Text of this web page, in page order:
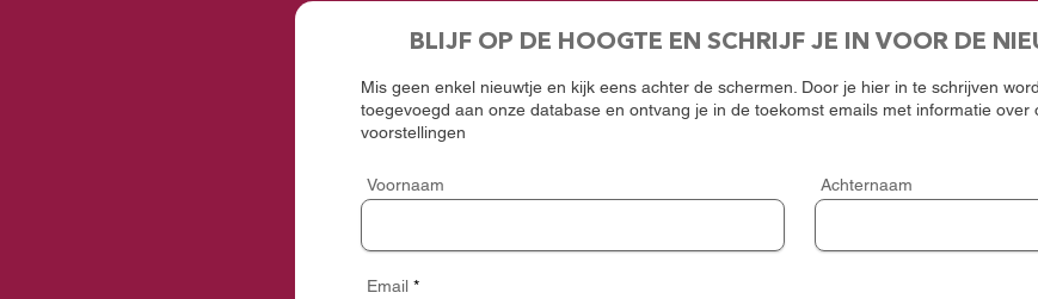
BLIJF OP DE HOOGTE EN SCHRIJF JE IN VOOR DE
Mis geen enkel nieuwtje en kijk eens achter de schermen. Door je hier in te schrijven
toegevoegd aan onze database en ontvang je in de toekomst emails met informatie over
voorstellingen
Voornaam Achternaam
Email